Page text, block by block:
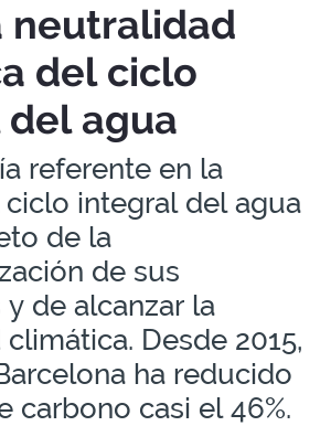
neutralidad
del ciclo
agua
referente en la
integral del agua
de la
de sus
de alcanzar la
Desde 2015,
ha reducido
carbono casi el 46%.